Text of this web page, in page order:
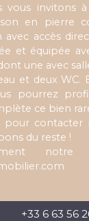
vous invitons
en pierre
avec accès
et équipée
une avec
et deux WC.
pourrez
ce bien
pour
du reste !
notre
+33 6 63 56